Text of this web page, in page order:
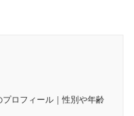
プロフィール｜性別や年齢